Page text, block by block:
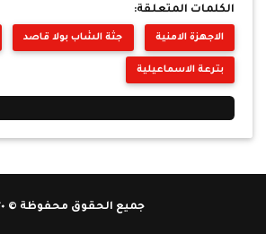
الكلمات المتعلقة:
الاجهزة الامنية جثة الشاب بولا قاصد
بترعة الاسماعيلية
جميع الحقوق محفوظة © ٢٠٢٠